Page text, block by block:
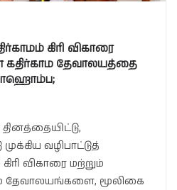
கிரி விகாரை
கதிர்காம தேவாலயத்தை
கொஹொம்ப;
வழிபாட்டுத்
விகாரை மற்றும்
தேவாலயங்களை, மூலிகை